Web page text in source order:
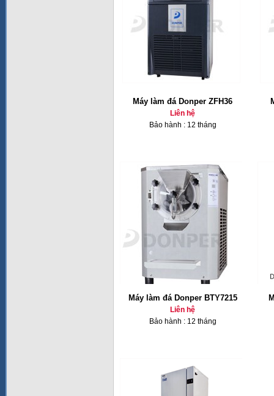
Máy làm đá Donper ZFH36
Liên hệ
Bảo hành : 12 tháng
Máy làm đá Donper BTY7215
Liên hệ
Bảo hành : 12 tháng